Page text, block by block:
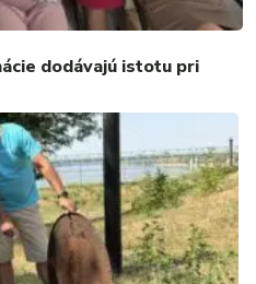
dodávajú istotu pri